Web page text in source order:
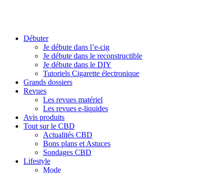
Débuter
Je débute dans l’e-cig
Je débute dans le reconstructible
Je débute dans le DIY
Tutoriels Cigarette électronique
Grands dossiers
Revues
Les revues matériel
Les revues e-liquides
Avis produits
Tout sur le CBD
Actualités CBD
Bons plans et Astuces
Sondages CBD
Lifestyle
Mode